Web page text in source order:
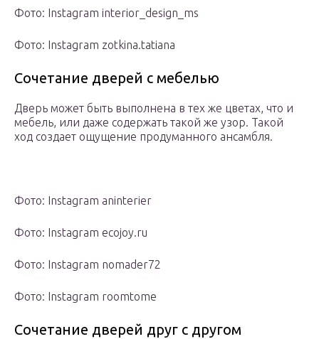
Фото: Instagram interior_design_ms
Фото: Instagram zotkina.tatiana
Сочетание дверей с мебелью
Дверь может быть выполнена в тех же цветах, что и
мебель, или даже содержать такой же узор. Такой
ход создает ощущение продуманного ансамбля.
Фото: Instagram aninterier
Фото: Instagram ecojoy.ru
Фото: Instagram nomader72
Фото: Instagram roomtome
Сочетание дверей друг с другом